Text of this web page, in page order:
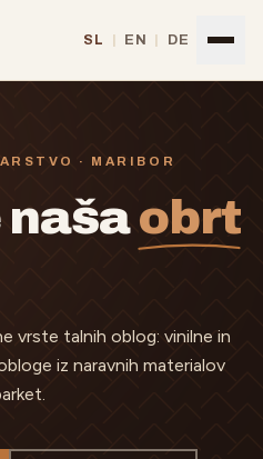
SL EN DE
· MARIBOR
našaobrt
vrste talnih oblog: vinilne in
iz naravnih materialov